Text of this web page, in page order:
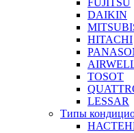
FUJITSU
DAIKIN
HITACHI
TOSOT
LESSAR
Типы